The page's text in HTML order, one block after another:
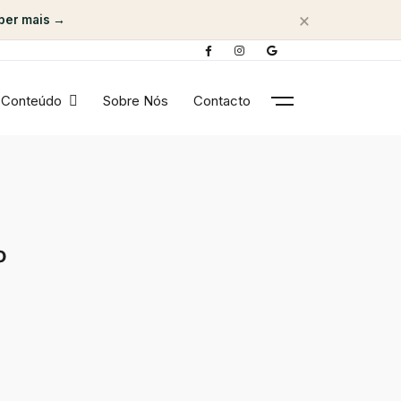
mais → ×
Conteúdo Sobre Nós Contacto